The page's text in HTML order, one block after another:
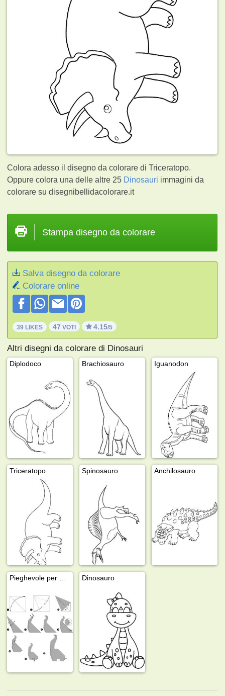
Colora adesso il disegno da colorare di Triceratopo.
Oppure colora una delle altre 25 Dinosauri immagini da
colorare su disegnibellidacolorare.it
Stampa disegno da colorare
Salva disegno da colorare
Colorare online
39 LIKES 47 VOTI 4.15/5
Altri disegni da colorare di Dinosauri
Diplodoco Brachiosauro Iguanodon
Triceratopo Spinosauro Anchilosauro
Dinosauro